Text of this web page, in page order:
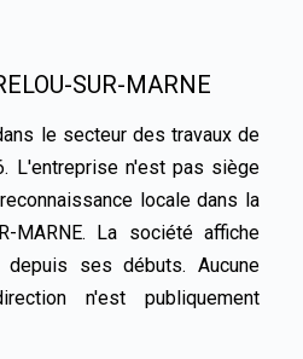
SUR-MARNE
le secteur des travaux de
L'entreprise n'est pas siège
locale dans la
MARNE. La société affiche
ses débuts. Aucune
n'est publiquement